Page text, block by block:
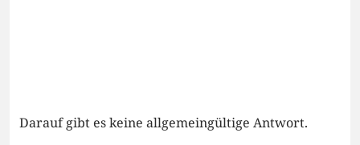
Darauf gibt es keine allgemeingültige Antwort.